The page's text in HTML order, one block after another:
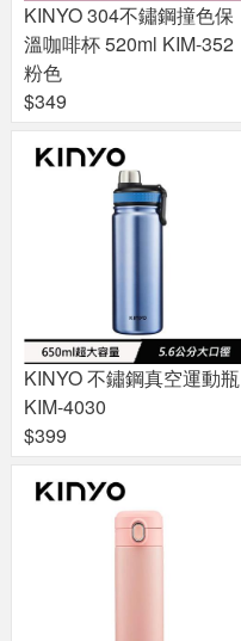
KINYO 304不鏽鋼撞色保
溫咖啡杯 520ml KIM-352
粉色
$349
KINYO 不鏽鋼真空運動瓶
KIM-4030
$399